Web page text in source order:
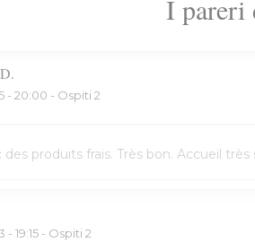
I pareri
D
- 20:00 - Ospiti 2
des produits frais. Très bon. Accueil
- 19:15 - Ospiti 2